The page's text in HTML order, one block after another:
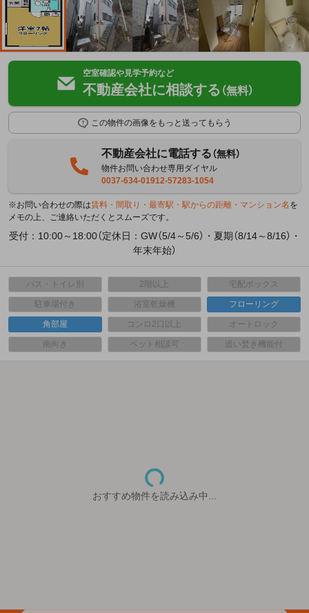
空室確認や見学予約など
不動産会社に相談する （無料）
この物件の画像をもっと送ってもらう
不動産会社に電話する（無料）
物件お問い合わせ専用ダイヤル
0037-634-01912-57283-1054
※お問い合わせの際は賃料・間取り・最寄駅・駅からの距離・マンション名 を
メモの上、ご連絡いただくとスムーズです。
受付：10:00～18:00（定休日：GW（5/4～5/6）・夏期（8/14～8/16）・
年末年始）
バス・トイレ別 2階以上 宅配ボックス
駐車場付き 浴室乾燥機 フローリング
角部屋 コンロ2口以上 オートロック
南向き ペット相談可 追い焚き機能付
おすすめ物件を読み込み中...